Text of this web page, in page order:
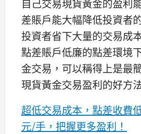
自己交易現貨黃金的盈利
差賬戶能大幅降低投資者
投資者省下大量的交易成
點差賬戶低廉的點差環境
金交易，可以稱得上是最
現貨黃金交易盈利的好方
超低交易成本，點差收費
元/手，把握更多盈利！